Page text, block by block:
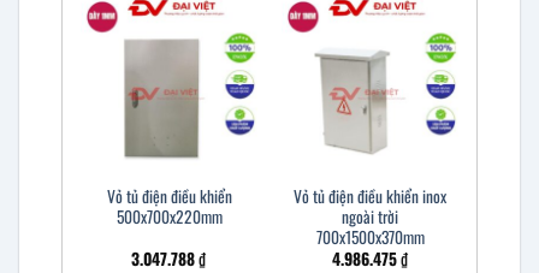
Vỏ tủ điện điều khiển
500x700x220mm
3.047.788₫
Vỏ tủ điện điều khiển inox
ngoài trời
700x1500x370mm
4.986.475₫